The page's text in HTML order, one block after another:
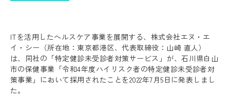
ITを活用したヘルスケア事業を展開する、株式会社エヌ・エ
イ・シー（所在地：東京都港区、代表取締役：山崎 直人）
は、同社の「特定健診未受診者対策サービス」が、石川県白山
市の保健事業「令和4年度ハイリスク者の特定健診未受診者対
策事業」において採用されたことを2022年7月5日に発表しまし
た。